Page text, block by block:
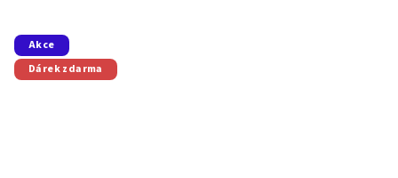
Akce
Dárek zdarma